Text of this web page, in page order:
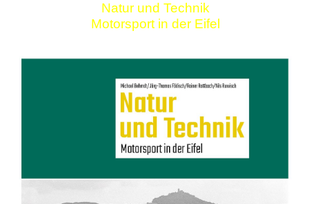
Natur und Technik
Motorsport in der Eifel